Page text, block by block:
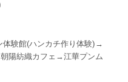
験館(ハンカチ作り体験)→
陽紡織カフェ→江華プンム